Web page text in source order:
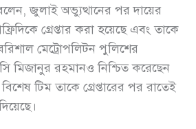
জুলাই অভ্যুত্থানের পর দায়ের
গ্রেপ্তার করা হয়েছে এবং তাকে
মেট্রোপলিটন পুলিশের
মিজানুর রহমানও নিশ্চিত করেছেন
টিম তাকে গ্রেপ্তারের পর রাতেই